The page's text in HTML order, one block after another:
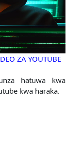
ZA YOUTUBE
hatuwa kwa
kwa haraka.